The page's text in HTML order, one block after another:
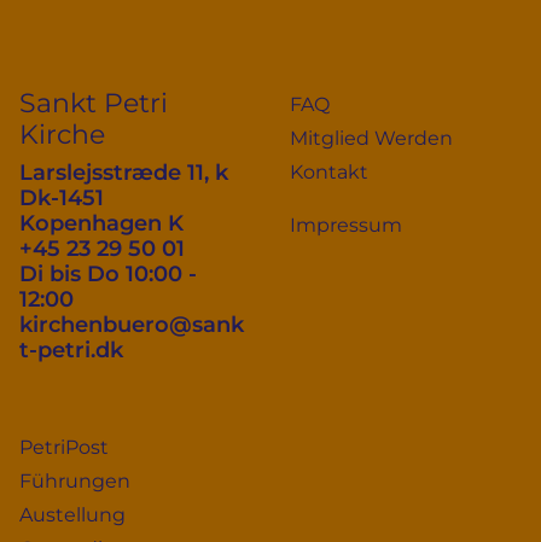
Sankt Petri
Kirche
Larslejsstræde 11, k
Dk-1451
Kopenhagen K
+45 23 29 50 01
Di bis Do 10:00 -
12:00
kirchenbuero@sank
t-petri.dk
FAQ
Mitglied Werden
Kontakt
Impressum
PetriPost
Führungen
Austellung